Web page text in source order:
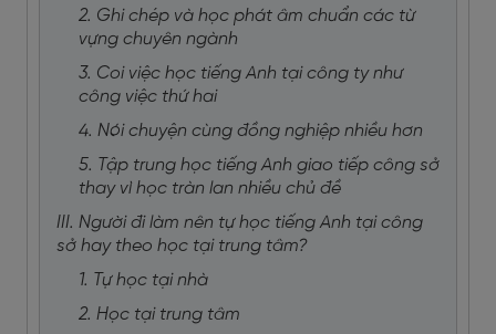
2. Ghi chép và học phát âm chuẩn các từ
vựng chuyên ngành
3. Coi việc học tiếng Anh tại công ty như
công việc thứ hai
4. Nói chuyện cùng đồng nghiệp nhiều hơn
5. Tập trung học tiếng Anh giao tiếp công sở
thay vì học tràn lan nhiều chủ đề
III. Người đi làm nên tự học tiếng Anh tại công
sở hay theo học tại trung tâm?
1. Tự học tại nhà
2. Học tại trung tâm